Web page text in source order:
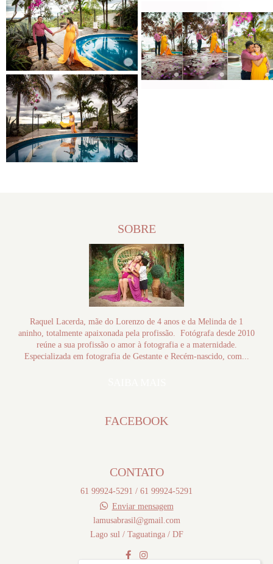
SOBRE
Raquel Lacerda, mãe do Lorenzo de 4 anos e da Melinda de 1
aninho, totalmente apaixonada pela profissão. Fotógrafa desde 2010
reúne a sua profissão o amor à fotografia e a maternidade.
Especializada em fotografia de Gestante e Recém-nascido, com...
FACEBOOK
CONTATO
61 99924-5291 / 61 99924-5291
Enviar mensagem
lamusabrasil@gmail.com
Lago sul / Taguatinga / DF